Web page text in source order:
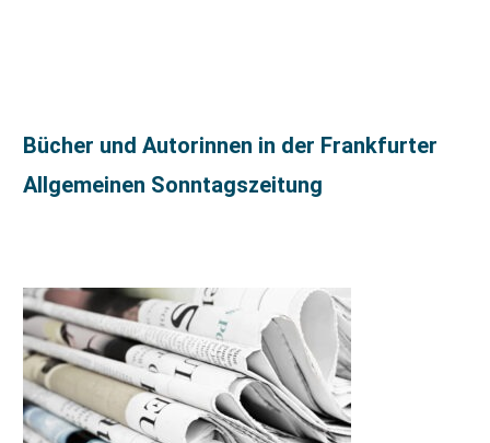
Bücher und Autorinnen in der Frankfurter
Allgemeinen Sonntagszeitung